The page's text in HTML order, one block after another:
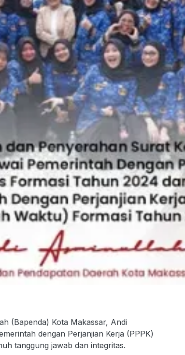
(Bapenda) Kota Makassar, Andi
dengan Perjanjian Kerja (PPPK)
tanggung jawab dan integritas.